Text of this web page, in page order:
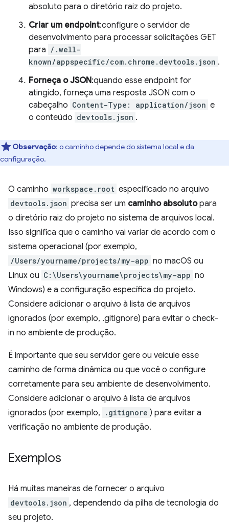
absoluto para o diretório raiz do projeto.
Criar um endpoint:configure o servidor de
desenvolvimento para processar solicitações GET
para /.well-
known/appspecific/com.chrome.devtools.json .
Forneça o JSON:quando esse endpoint for
atingido, forneça uma resposta JSON com o
cabeçalho Content-Type: application/json e
o conteúdo devtools.json .
Observação: o caminho depende do sistema local e da
configuração.
O caminho workspace.root especificado no arquivo
devtools.json precisa ser um caminho absolutopara
o diretório raiz do projeto no sistema de arquivos local.
Isso significa que o caminho vai variar de acordo com o
sistema operacional (por exemplo,
/Users/yourname/projects/my-app no macOS ou
Linux ou C:\Users\yourname\projects\my-app no
Windows) e a configuração específica do projeto.
Considere adicionar o arquivo à lista de arquivos
ignorados (por exemplo, .gitignore) para evitar o check-
in no ambiente de produção.
É importante que seu servidor gere ou veicule esse
caminho de forma dinâmica ou que você o configure
corretamente para seu ambiente de desenvolvimento.
Considere adicionar o arquivo à lista de arquivos
ignorados (por exemplo,
.gitignore ) para evitar a
verificação no ambiente de produção.
Exemplos
Há muitas maneiras de fornecer o arquivo
devtools.json , dependendo da pilha de tecnologia do
seu projeto.